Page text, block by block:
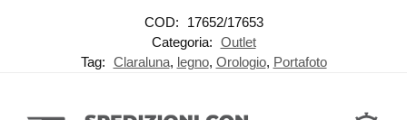
COD:
17652/17653
Categoria: Outlet
Tag: Claraluna, legno, Orologio, Portafoto